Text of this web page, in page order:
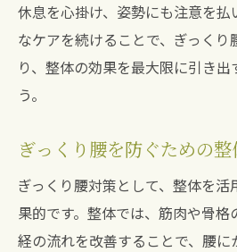
休息を心掛け、姿勢にも注意を払
なケアを続けることで、ぎっくり
り、整体の効果を最大限に引き
う。
ぎっくり腰を防ぐための
ぎっくり腰対策として、整体を
果的です。整体では、筋肉や骨
経の流れを改善することで、腰に